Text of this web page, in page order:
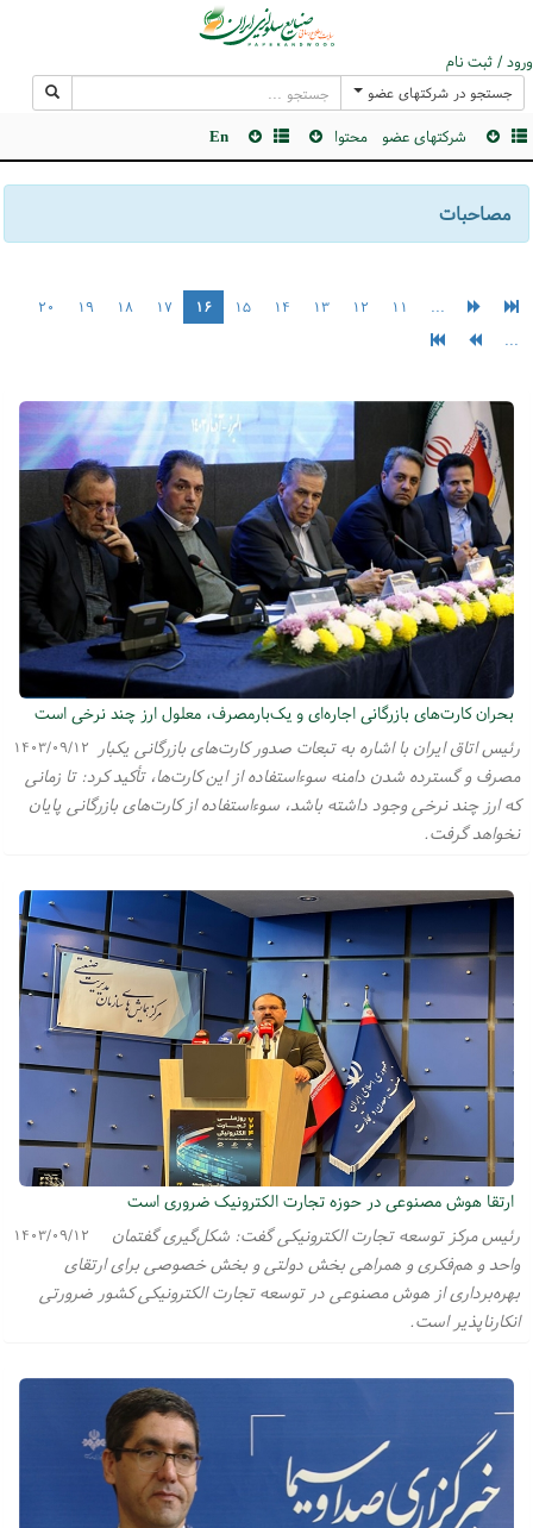
ورود / ثبت نام
جستجو در شرکتهای عضو
شرکتهای عضو محتوا En
مصاحبات
... ۱۱ ۱۲ ۱۳ ۱۴ ۱۵ ۱۶ ۱۷ ۱۸ ۱۹
۲۰
...
بحران کارت‌های بازرگانی اجاره‌ای و یک‌بارمصرف، معلول ارز چند نرخی است
۱۴۰۳/۰۹/۱۲
رئیس اتاق ایران با اشاره به تبعات صدور کارت‌های بازرگانی یکبار
مصرف و گسترده شدن دامنه سوءاستفاده از این کارت‌ها، تأکید کرد: تا زمانی
که ارز چند نرخی وجود داشته باشد، سوءاستفاده از کارت‌های بازرگانی پایان
نخواهد گرفت.
ارتقا هوش مصنوعی در حوزه تجارت الکترونیک ضروری است
۱۴۰۳/۰۹/۱۲
رئیس مرکز توسعه تجارت الکترونیکی گفت: شکل‌گیری گفتمان
واحد و هم‌فکری و همراهی بخش دولتی و بخش خصوصی برای ارتقای
بهره‌برداری از هوش مصنوعی در توسعه تجارت الکترونیکی کشور ضرورتی
انکارناپذیر است.